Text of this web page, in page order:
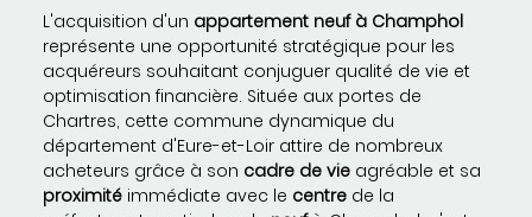
L'acquisition d'un appartement neuf à Champhol
représente une opportunité stratégique pour les
acquéreurs souhaitant conjuguer qualité de vie et
optimisation financière. Située aux portes de
Chartres, cette commune dynamique du
département d'Eure-et-Loir attire de nombreux
acheteurs grâce à son cadre de vie agréable et sa
proximité immédiate avec le centre de la